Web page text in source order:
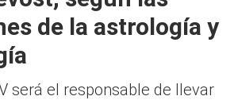
de la astrología y
será el responsable de llevar